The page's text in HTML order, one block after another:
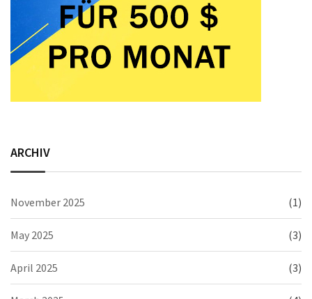
ARCHIV
November 2025 (1)
May 2025 (3)
April 2025 (3)